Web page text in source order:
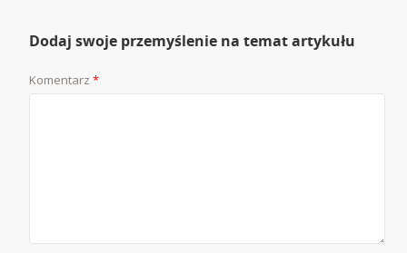
Dodaj swoje przemyślenie na temat artykułu
Komentarz*